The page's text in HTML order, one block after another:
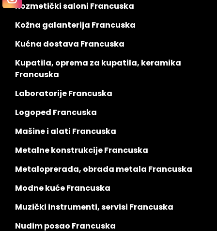
Kozmetički saloni Francuska
Kožna galanterija Francuska
Kućna dostava Francuska
Kupatila, oprema za kupatila, keramika
Francuska
Laboratorije Francuska
Logoped Francuska
Mašine i alati Francuska
Metalne konstrukcije Francuska
Metaloprerada, obrada metala Francuska
Modne kuće Francuska
Muzički instrumenti, servisi Francuska
Nudim posao Francuska